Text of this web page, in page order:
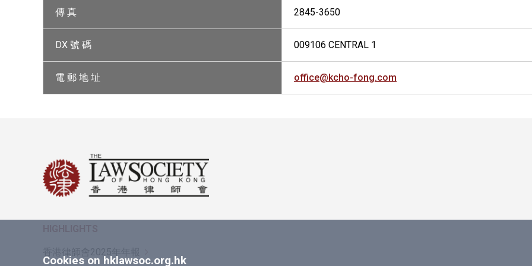
傳 真 2845-3650
DX 號 碼 009106 CENTRAL 1
電 郵 地 址 office@kcho-fong.com
Cookies on hklawsoc.org.hk
香港律師會2025年年報